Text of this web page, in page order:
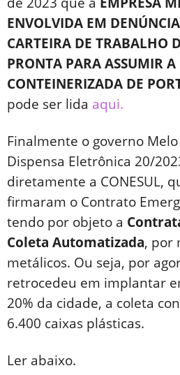
ENVOLVIDA EM
CARTEIRA DE TRABALHO
PRONTA PARA ASSUMIR A
CONTEINERIZADA DE
pode ser lida aqui.
Finalmente o governo
Dispensa Eletrônica 20/
diretamente a CONESUL,
firmaram o Contrato
tendo por objeto a
Coleta Automatizada, por
metálicos. Ou seja, por
retrocedeu em implantar
20% da cidade, a coleta
6.400 caixas plásticas.
Ler abaixo.